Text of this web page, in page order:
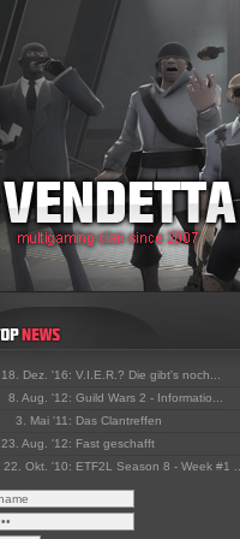
18. Dez. '16: V.I.E.R.? Die gibt's noch...
8. Aug. '12: Guild Wars 2 - Informatio...
3. Mai '11: Das Clantreffen
23. Aug. '12: Fast geschafft
22. Okt. '10: ETF2L Season 8 - Week #1 ...